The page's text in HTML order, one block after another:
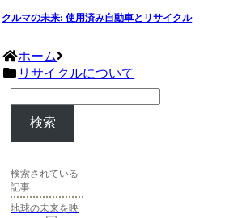
クルマの未来: 使用済み自動車とリサイクル
ホーム
リサイクルについて
検索
検索されている
記事
地球の未来を映